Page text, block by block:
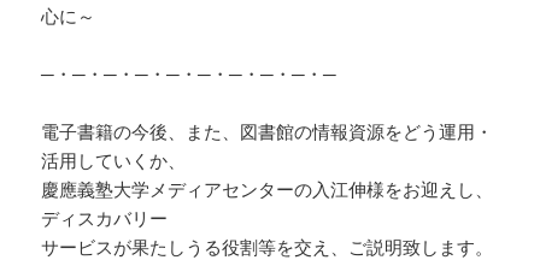
心に～
─・─・─・─・─・─・─・─・─・─
電子書籍の今後、また、図書館の情報資源をどう運用・
活用していくか、
慶應義塾大学メディアセンターの入江伸様をお迎えし、
ディスカバリー
サービスが果たしうる役割等を交え、ご説明致します。